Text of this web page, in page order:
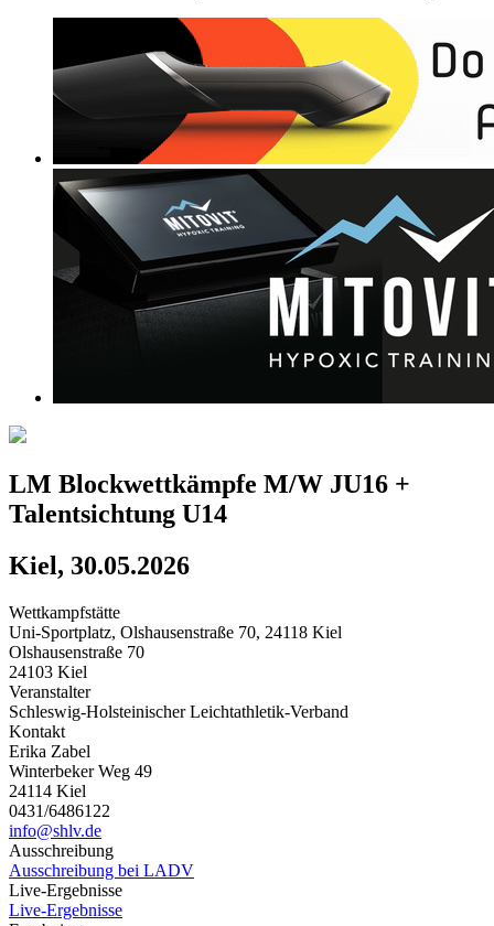
LM Blockwettkämpfe M/W JU16 +
Talentsichtung U14
Kiel, 30.05.2026
Wettkampfstätte
Uni-Sportplatz, Olshausenstraße 70, 24118 Kiel
Olshausenstraße 70
24103 Kiel
Veranstalter
Schleswig-Holsteinischer Leichtathletik-Verband
Kontakt
Erika Zabel
Winterbeker Weg 49
24114 Kiel
0431/6486122
info@shlv.de
Ausschreibung
Ausschreibung bei LADV
Live-Ergebnisse
Live-Ergebnisse